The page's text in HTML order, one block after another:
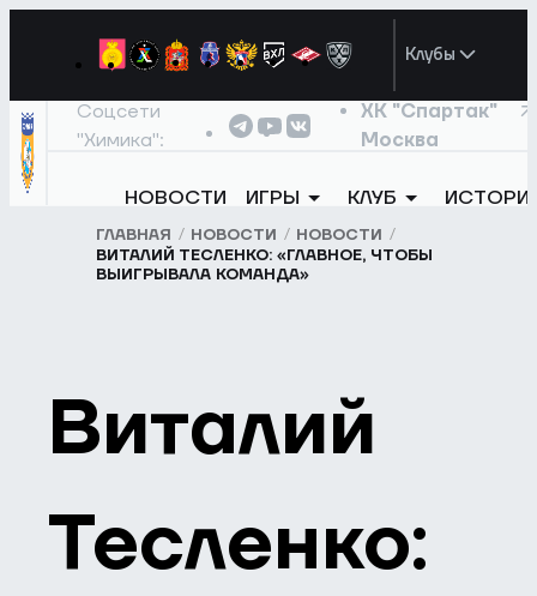
Клубы
Соцсети
"Химика":
ХК "Спартак"
Москва
НОВОСТИ ИГРЫ КЛУБ
ГЛАВНАЯ НОВОСТИ
НОВОСТИ
ВИТАЛИЙ ТЕСЛЕНКО: «ГЛАВНОЕ, ЧТОБЫ
ВЫИГРЫВАЛА КОМАНДА»
Виталий
Тесленко: